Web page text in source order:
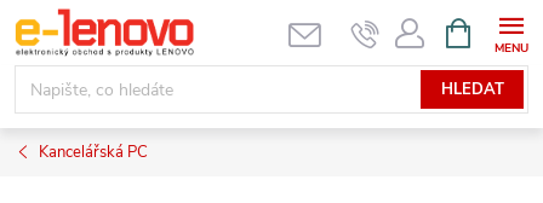
Přejít
na
obsah
HLEDAT
NÁKUPNÍ
KOŠÍK
Kancelářská PC